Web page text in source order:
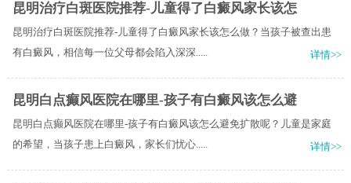
昆明治疗白斑医院推荐-儿童得了白癜风家长该怎
昆明治疗白斑医院推荐-儿童得了白癜风家长该怎么做？当孩子被查出患
有白癜风，相信每一位父母都会陷入深深.....
详情>>
昆明白点癫风医院在哪里-孩子有白癜风该怎么避
昆明白点癫风医院在哪里-孩子有白癜风该怎么避免扩散呢？儿童是家庭
的希望，当孩子患上白癜风，家长们忧心.....
详情>>